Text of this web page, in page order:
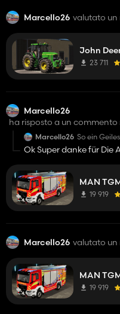
Marcello26 valutato un
John
23 711
Marcello26
ha risposto a un commento
Marcello26 So ein
Ok Super danke für Die
MAN
19 919
Marcello26 valutato un
MAN
19 919